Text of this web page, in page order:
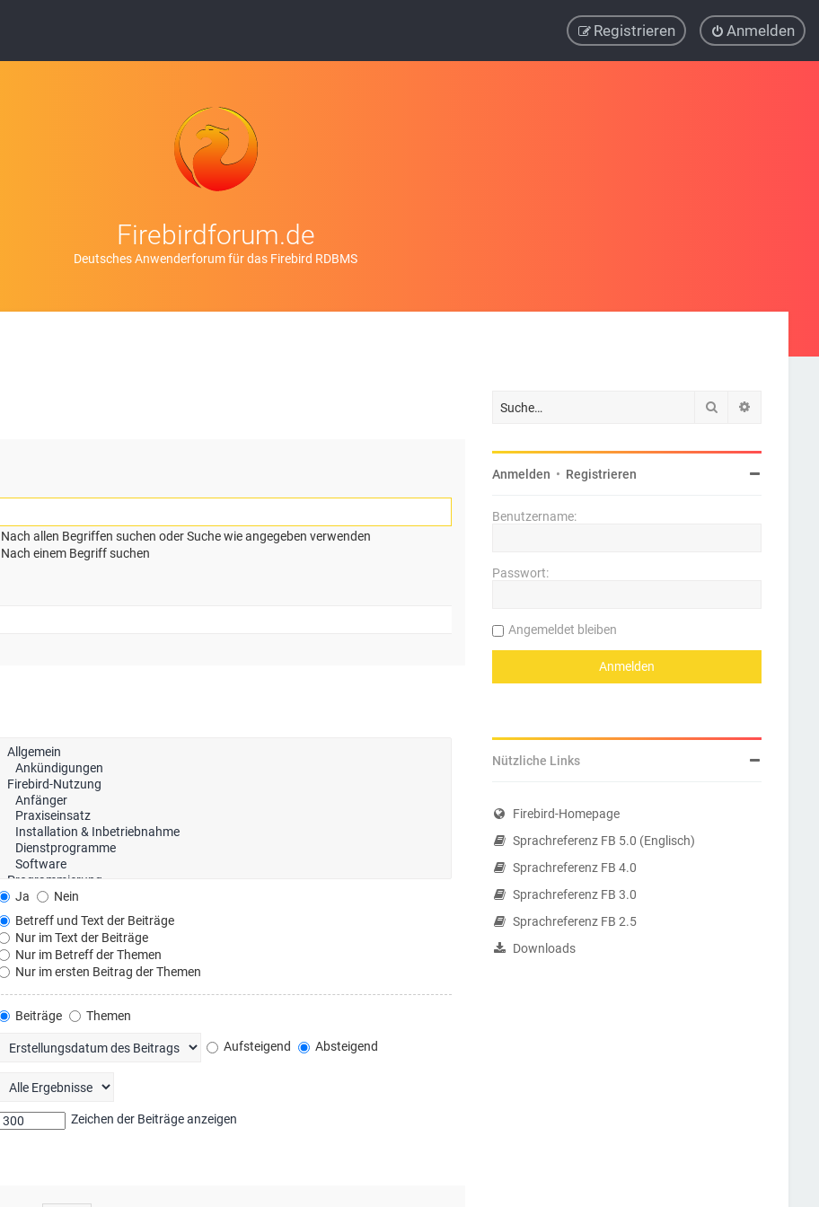
Anmelden
Registrieren
Firebirdforum.de
Deutsches Anwenderforum für das Firebird RDBMS
Nach allen Begriffen suchen oder Suche wie angegeben verwenden
Nach einem Begriff suchen
Ja
Nein
Betreff und Text der Beiträge
Nur im Text der Beiträge
Nur im Betreff der Themen
Nur im ersten Beitrag der Themen
Beiträge
Themen
Aufsteigend Absteigend
Zeichen der Beiträge anzeigen
Suche
Anmelden • Registrieren
Benutzername:
Passwort:
Angemeldet bleiben
Nützliche Links
Firebird-Homepage
Sprachreferenz FB 5.0 (Englisch)
Sprachreferenz FB 4.0
Sprachreferenz FB 3.0
Sprachreferenz FB 2.5
Downloads